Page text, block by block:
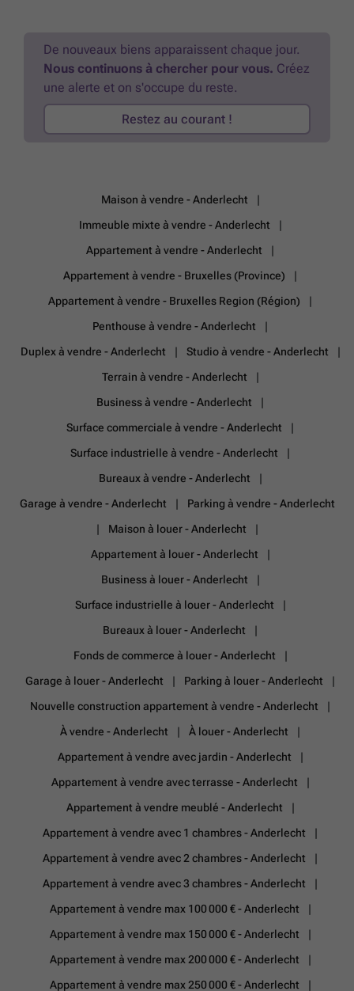
De nouveaux biens apparaissent chaque jour.
Nous continuons à chercher pour vous. Créez
une alerte et on s'occupe du reste.
Restez au courant !
Maison à vendre - Anderlecht
Immeuble mixte à vendre - Anderlecht
Appartement à vendre - Anderlecht
Appartement à vendre - Bruxelles (Province)
Appartement à vendre - Bruxelles Region (Région)
Penthouse à vendre - Anderlecht
Duplex à vendre - Anderlecht
Studio à vendre - Anderlecht
Terrain à vendre - Anderlecht
Business à vendre - Anderlecht
Surface commerciale à vendre - Anderlecht
Surface industrielle à vendre - Anderlecht
Bureaux à vendre - Anderlecht
Garage à vendre - Anderlecht
Parking à vendre - Anderlecht
Maison à louer - Anderlecht
Appartement à louer - Anderlecht
Business à louer - Anderlecht
Surface industrielle à louer - Anderlecht
Bureaux à louer - Anderlecht
Fonds de commerce à louer - Anderlecht
Garage à louer - Anderlecht
Parking à louer - Anderlecht
Nouvelle construction appartement à vendre - Anderlecht
À vendre - Anderlecht
À louer - Anderlecht
Appartement à vendre avec jardin - Anderlecht
Appartement à vendre avec terrasse - Anderlecht
Appartement à vendre meublé - Anderlecht
Appartement à vendre avec 1 chambres - Anderlecht
Appartement à vendre avec 2 chambres - Anderlecht
Appartement à vendre avec 3 chambres - Anderlecht
Appartement à vendre max 100 000 € - Anderlecht
Appartement à vendre max 150 000 € - Anderlecht
Appartement à vendre max 200 000 € - Anderlecht
Appartement à vendre max 250 000 € - Anderlecht